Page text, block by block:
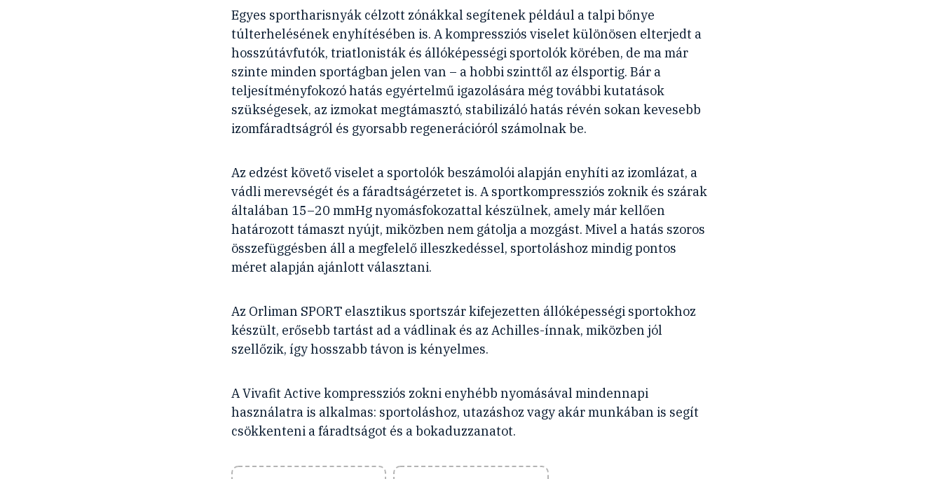
Egyes sportharisnyák célzott zónákkal segítenek például a talpi bőnye
túlterhelésének enyhítésében is. A kompressziós viselet különösen elterjedt a
hosszútávfutók, triatlonisták és állóképességi sportolók körében, de ma már
szinte minden sportágban jelen van – a hobbi szinttől az élsportig. Bár a
teljesítményfokozó hatás egyértelmű igazolására még további kutatások
szükségesek, az izmokat megtámasztó, stabilizáló hatás révén sokan kevesebb
izomfáradtságról és gyorsabb regenerációról számolnak be.
Az edzést követő viselet a sportolók beszámolói alapján enyhíti az izomlázat, a
vádli merevségét és a fáradtságérzetet is. A sportkompressziós zoknik és szárak
általában 15–20 mmHg nyomásfokozattal készülnek, amely már kellően
határozott támaszt nyújt, miközben nem gátolja a mozgást. Mivel a hatás szoros
összefüggésben áll a megfelelő illeszkedéssel, sportoláshoz mindig pontos
méret alapján ajánlott választani.
Az Orliman SPORT elasztikus sportszár kifejezetten állóképességi sportokhoz
készült, erősebb tartást ad a vádlinak és az Achilles-ínnak, miközben jól
szellőzik, így hosszabb távon is kényelmes.
A Vivafit Active kompressziós zokni enyhébb nyomásával mindennapi
használatra is alkalmas: sportoláshoz, utazáshoz vagy akár munkában is segít
csökkenteni a fáradtságot és a bokaduzzanatot.